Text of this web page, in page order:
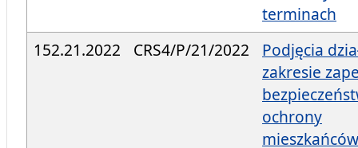
terminach
152.21.2022
CRS4/P/21/2022
Podjęcia
zakresie
ochrony